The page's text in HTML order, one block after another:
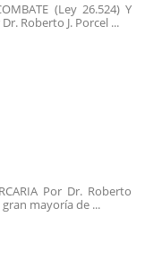
(Ley 26.524) Y
Roberto J. Porcel ...
Por Dr. Roberto
mayoría de ...